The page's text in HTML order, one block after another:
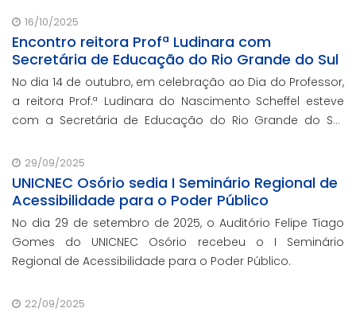
16/10/2025
Encontro reitora Profª Ludinara com
Secretária de Educação do Rio Grande do Sul
No dia 14 de outubro, em celebração ao Dia do Professor,
a reitora Prof.ª Ludinara do Nascimento Scheffel esteve
com a Secretária de Educação do Rio Grande do Sul,
29/09/2025
UNICNEC Osório sedia I Seminário Regional de
Acessibilidade para o Poder Público
No dia 29 de setembro de 2025, o Auditório Felipe Tiago
Gomes do UNICNEC Osório recebeu o I Seminário
Regional de Acessibilidade para o Poder Público.
22/09/2025